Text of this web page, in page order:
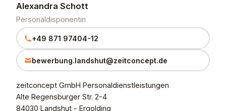
Alexandra Schott
Personaldisponentin
+49 871 97404-12
bewerbung.landshut@zeitconcept.de
zeitconcept GmbH Personaldienstleistungen
Alte Regensburger Str. 2-4
84030 Landshut - Ergolding